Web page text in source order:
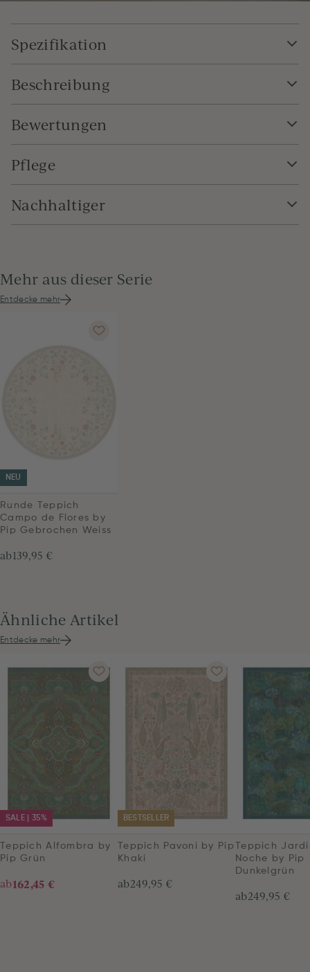
Spezifikation
Beschreibung
Bewertungen
Pflege
Nachhaltiger
Mehr aus dieser Serie
Entdecke mehr
NEU
Runde Teppich
Campo de Flores by
Pip Gebrochen Weiss
ab139,95 €
Ähnliche Artikel
Entdecke mehr
SALE | 35%
Teppich Alfombra by
Pip Grün
ab162,45 €
BESTSELLER
Teppich Pavoni by Pip
Khaki
ab249,95 €
Teppich
Noche by Pip
Dunkelgrün
ab249,95 €